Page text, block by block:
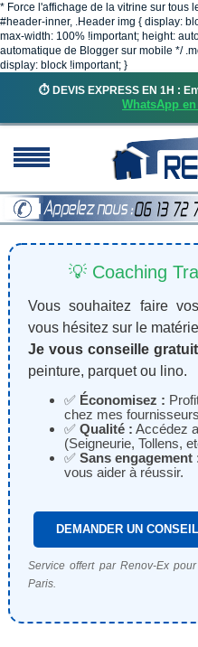
* Force l'affichage de la vitrine sur tous
#header-inner, .Header img { display:
max-width: 100% !important; height:
automatique de Blogger sur mobile */
display: block !important; }
⏱️ DEVIS EXPRESS EN 1H :
WhatsApp
💡 Coaching
Vous souhaitez faire
vous hésitez sur le
Je vous conseille
peinture, parquet ou lino.
✅ Économisez :
chez mes
✅ Qualité : Accédez
(Seigneurie, Tollens,
✅ Sans engagement
vous aider à réussir.
DEMANDER UN
Service offert par Renov-Ex
Paris.